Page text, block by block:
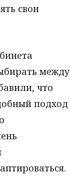
свои
между
что
подход